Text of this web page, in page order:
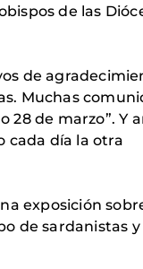
de las
de
Muchas
de marzo”. Y
cada día la otra
exposición
de sardanistas y